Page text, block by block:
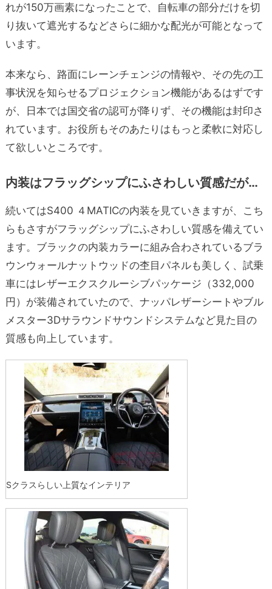
れが150万画素になったことで、自転車の部分だけを切
り抜いて遮光するなどさらに細かな配光が可能となって
います。
本来なら、路面にレーンチェンジの情報や、その先の工
事状況を知らせるプロジェクション機能があるはずです
が、日本では国交省の認可が降りず、その機能は封印さ
れています。お役所もそのあたりはもっと柔軟に対応し
て欲しいところです。
内装はフラッグシップにふさわしい質感だが…
続いてはS400 ４MATICの内装を見ていきますが、こち
らもさすがフラッグシップにふさわしい質感を備えてい
ます。ブラックの内装カラーに組み合わされているブラ
ウンウォールナットウッドの杢目パネルも美しく、試乗
車にはレザーエクスクルーシブパッケージ（332,000
円）が装備されていたので、ナッパレザーシートやブル
メスター3Dサラウンドサウンドシステムなど見た目の
質感も向上しています。
Sクラスらしい上質なインテリア